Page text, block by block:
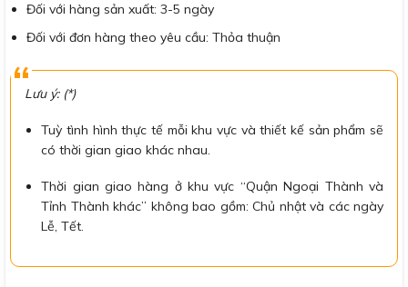
Đối với hàng sản xuất: 3-5 ngày
Đối với đơn hàng theo yêu cầu: Thỏa thuận
Lưu ý: (*)
Tuỳ tình hình thực tế mỗi khu vực và thiết kế sản phẩm sẽ
có thời gian giao khác nhau.
Thời gian giao hàng ở khu vực “Quận Ngoại Thành và
Tỉnh Thành khác” không bao gồm: Chủ nhật và các ngày
Lễ, Tết.